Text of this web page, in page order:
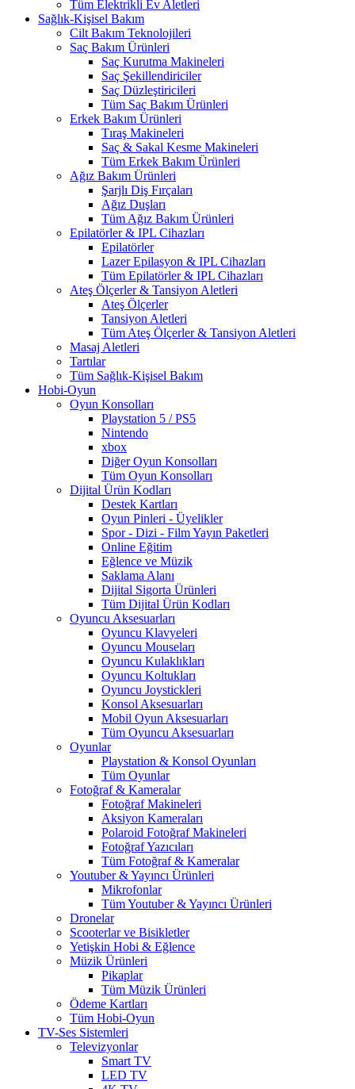
Tüm Elektrikli Ev Aletleri
Sağlık-Kişisel Bakım
Cilt Bakım Teknolojileri
Saç Bakım Ürünleri
Saç Kurutma Makineleri
Saç Şekillendiriciler
Saç Düzleştiricileri
Tüm Saç Bakım Ürünleri
Erkek Bakım Ürünleri
Tıraş Makineleri
Saç & Sakal Kesme Makineleri
Tüm Erkek Bakım Ürünleri
Ağız Bakım Ürünleri
Şarjlı Diş Fırçaları
Ağız Duşları
Tüm Ağız Bakım Ürünleri
Epilatörler & IPL Cihazları
Epilatörler
Lazer Epilasyon & IPL Cihazları
Tüm Epilatörler & IPL Cihazları
Ateş Ölçerler & Tansiyon Aletleri
Ateş Ölçerler
Tansiyon Aletleri
Tüm Ateş Ölçerler & Tansiyon Aletleri
Masaj Aletleri
Tartılar
Tüm Sağlık-Kişisel Bakım
Hobi-Oyun
Oyun Konsolları
Playstation 5 / PS5
Nintendo
xbox
Diğer Oyun Konsolları
Tüm Oyun Konsolları
Dijital Ürün Kodları
Destek Kartları
Oyun Pinleri - Üyelikler
Spor - Dizi - Film Yayın Paketleri
Online Eğitim
Eğlence ve Müzik
Saklama Alanı
Dijital Sigorta Ürünleri
Tüm Dijital Ürün Kodları
Oyuncu Aksesuarları
Oyuncu Klavyeleri
Oyuncu Mouseları
Oyuncu Kulaklıkları
Oyuncu Koltukları
Oyuncu Joystickleri
Konsol Aksesuarları
Mobil Oyun Aksesuarları
Tüm Oyuncu Aksesuarları
Oyunlar
Playstation & Konsol Oyunları
Tüm Oyunlar
Fotoğraf & Kameralar
Fotoğraf Makineleri
Aksiyon Kameraları
Polaroid Fotoğraf Makineleri
Fotoğraf Yazıcıları
Tüm Fotoğraf & Kameralar
Youtuber & Yayıncı Ürünleri
Mikrofonlar
Tüm Youtuber & Yayıncı Ürünleri
Dronelar
Scooterlar ve Bisikletler
Yetişkin Hobi & Eğlence
Müzik Ürünleri
Pikaplar
Tüm Müzik Ürünleri
Ödeme Kartları
Tüm Hobi-Oyun
TV-Ses Sistemleri
Televizyonlar
Smart TV
LED TV